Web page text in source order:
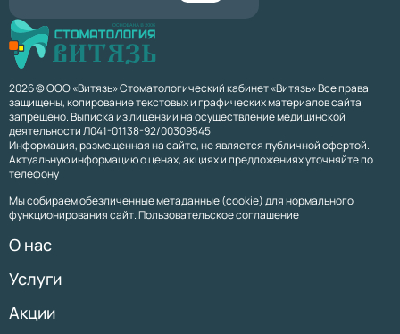
2026 © ООО «Витязь» Стоматологический кабинет «Витязь» Все права
защищены, копирование текстовых и графических материалов сайта
запрещено. Выписка из лицензии на осуществление медицинской
деятельности Л041-01138-92/00309545
Информация, размещенная на сайте, не является публичной офертой.
Актуальную информацию о ценах, акциях и предложениях уточняйте по
телефону
Мы собираем обезличенные метаданные (cookie) для нормального
функционирования сайт. Пользовательское соглашение
О нас
Услуги
Акции